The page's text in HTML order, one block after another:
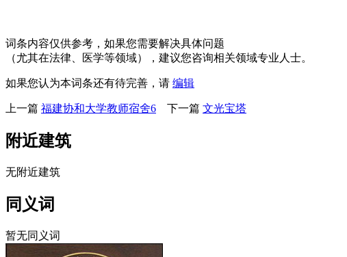
词条内容仅供参考，如果您需要解决具体问题
（尤其在法律、医学等领域），建议您咨询相关领域专业人士。
如果您认为本词条还有待完善，请 编辑
上一篇 福建协和大学教师宿舍6 下一篇 文光宝塔
附近建筑
无附近建筑
同义词
暂无同义词